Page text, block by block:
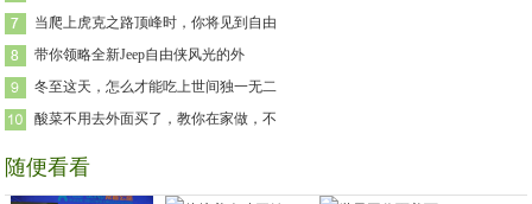
当爬上虎克之路顶峰时，你将见到自由
带你领略全新Jeep自由侠风光的外
冬至这天，怎么才能吃上世间独一无二
酸菜不用去外面买了，教你在家做，不
随便看看